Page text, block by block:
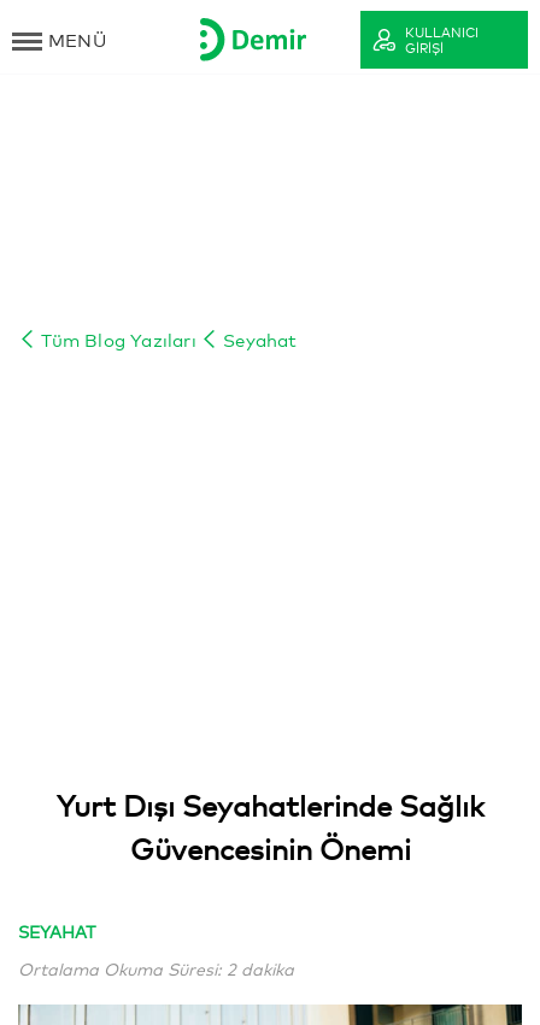
MENÜ
KULLANICI
GIRIŞI
Tüm Blog Yazıları Seyahat
Yurt Dışı Seyahatlerinde Sağlık
Güvencesinin Önemi
SEYAHAT
Ortalama Okuma Süresi: 2 dakika